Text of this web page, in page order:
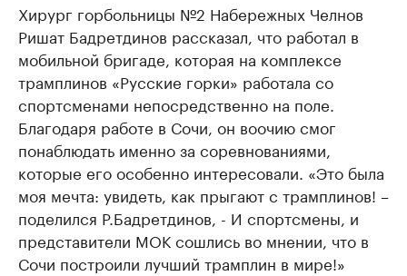
Хирург горбольницы №2 Набережных Челнов
Ришат Бадретдинов рассказал, что работал в
мобильной бригаде, которая на комплексе
трамплинов «Русские горки» работала со
спортсменами непосредственно на поле.
Благодаря работе в Сочи, он воочию смог
понаблюдать именно за соревнованиями,
которые его особенно интересовали. «Это была
моя мечта: увидеть, как прыгают с трамплинов! –
поделился Р.Бадретдинов, - И спортсмены, и
представители МОК сошлись во мнении, что в
Сочи построили лучший трамплин в мире!»